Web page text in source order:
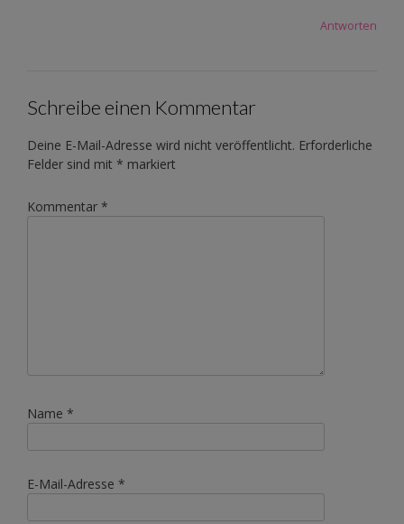
Antworten
Schreibe einen Kommentar
Deine E-Mail-Adresse wird nicht veröffentlicht. Erforderliche
Felder sind mit * markiert
Kommentar *
Name *
E-Mail-Adresse *